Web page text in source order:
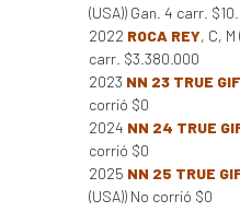
(USA)) Gan. 4 carr.
2022 ROCA REY, C, M
carr. $3.380.000
2023 NN 23 TRUE
corrió $0
2024 NN 24 TRUE
corrió $0
2025 NN 25 TRUE
(USA)) No corrió $0